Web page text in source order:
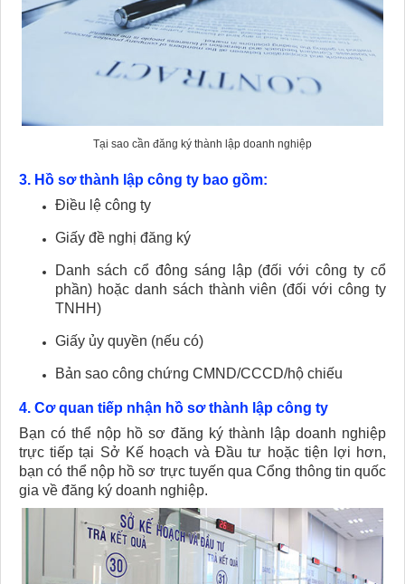
Tại sao cần đăng ký thành lập doanh nghiệp
3. Hồ sơ thành lập công ty bao gồm:
Điều lệ công ty
Giấy đề nghị đăng ký
Danh sách cổ đông sáng lập (đối với công ty cổ
phần) hoặc danh sách thành viên (đối với công ty
TNHH)
Giấy ủy quyền (nếu có)
Bản sao công chứng CMND/CCCD/hộ chiếu
4. Cơ quan tiếp nhận hồ sơ thành lập công ty
Bạn có thể nộp hồ sơ đăng ký thành lập doanh nghiệp
trực tiếp tại Sở Kế hoạch và Đầu tư hoặc tiện lợi hơn,
bạn có thể nộp hồ sơ trực tuyến qua Cổng thông tin quốc
gia về đăng ký doanh nghiệp.